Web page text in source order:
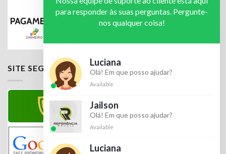
SITE SEGURO
para responder às suas perguntas. Pergunte-
nos qualquer coisa!
Luciana
Olá! Em que posso ajudar?
Available
Jailson
Olá! Em que posso ajudar?
Available
Luciana